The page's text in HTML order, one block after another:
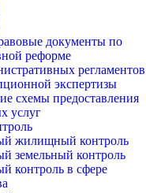
документы по
реформе
регламентов
экспертизы
схемы предоставления
услуг
жилищный контроль
земельный контроль
контроль в сфере